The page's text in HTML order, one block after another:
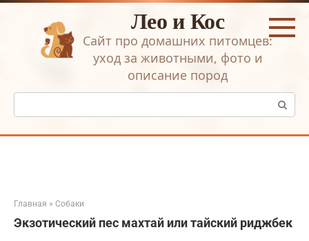
Перейти
Лео и Кос
Сайт про домашних питомцев:
уход за животными, фото и
описание пород
Поиск:
Главная » Собаки
Экзотический пес махтай или тайский риджбек